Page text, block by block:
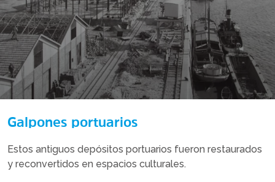
Galpones portuarios
Estos antiguos depósitos portuarios fueron restaurados
y reconvertidos en espacios culturales.